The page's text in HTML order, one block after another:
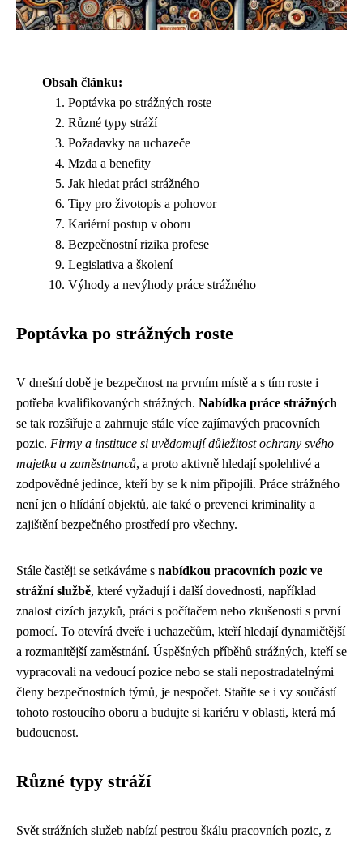
Obsah článku:
Poptávka po strážných roste
Různé typy stráží
Požadavky na uchazeče
Mzda a benefity
Jak hledat práci strážného
Tipy pro životopis a pohovor
Kariérní postup v oboru
Bezpečnostní rizika profese
Legislativa a školení
Výhody a nevýhody práce strážného
Poptávka po strážných roste
V dnešní době je bezpečnost na prvním místě a s tím roste i
potřeba kvalifikovaných strážných. Nabídka práce strážných
se tak rozšiřuje a zahrnuje stále více zajímavých pracovních
pozic. Firmy a instituce si uvědomují důležitost ochrany svého
majetku a zaměstnanců, a proto aktivně hledají spolehlivé a
zodpovědné jedince, kteří by se k nim připojili. Práce strážného
není jen o hlídání objektů, ale také o prevenci kriminality a
zajištění bezpečného prostředí pro všechny.
Stále častěji se setkáváme s nabídkou pracovních pozic ve
strážní službě, které vyžadují i další dovednosti, například
znalost cizích jazyků, práci s počítačem nebo zkušenosti s první
pomocí. To otevírá dveře i uchazečům, kteří hledají dynamičtější
a rozmanitější zaměstnání. Úspěšných příběhů strážných, kteří se
vypracovali na vedoucí pozice nebo se stali nepostradatelnými
členy bezpečnostních týmů, je nespočet. Staňte se i vy součástí
tohoto rostoucího oboru a budujte si kariéru v oblasti, která má
budoucnost.
Různé typy stráží
Svět strážních služeb nabízí pestrou škálu pracovních pozic, z